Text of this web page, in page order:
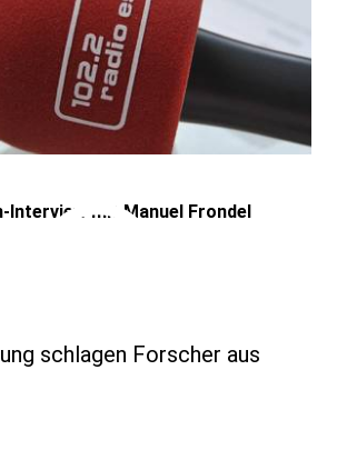
play_circle
Interview mit Manuel Frondel
schlagen Forscher aus